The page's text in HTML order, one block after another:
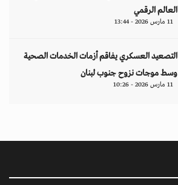
العالم الرقمي
11 مارس 2026 - 13:44
التصعيد العسكري يفاقم أزمات الخدمات الصحية
وسط موجات نزوح جنوب لبنان
11 مارس 2026 - 10:26